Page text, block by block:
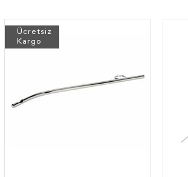
Ücretsiz
Kargo